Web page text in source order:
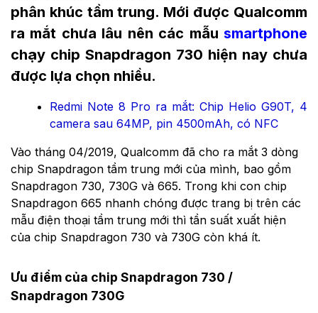
phân khúc tầm trung. Mới được Qualcomm
ra mắt chưa lâu nên các mẫu smartphone
chạy chip Snapdragon 730 hiện nay chưa
được lựa chọn nhiều.
Redmi Note 8 Pro ra mắt: Chip Helio G90T, 4
camera sau 64MP, pin 4500mAh, có NFC
Vào tháng 04/2019, Qualcomm đã cho ra mắt 3 dòng
chip Snapdragon tầm trung mới của mình, bao gồm
Snapdragon 730, 730G và 665. Trong khi con chip
Snapdragon 665 nhanh chóng được trang bị trên các
mẫu điện thoại tầm trung mới thì tần suất xuất hiện
của chip Snapdragon 730 và 730G còn khá ít.
Ưu điểm của chip Snapdragon 730 /
Snapdragon 730G